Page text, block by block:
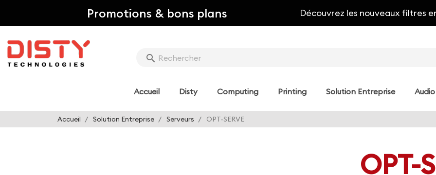
Promotions & bons plans Découvrez les nouveaux filtres
search
Accueil Disty Computing Printing Solution Entreprise
Accueil Solution Entreprise Serveurs OPT-SERVE
OPT-